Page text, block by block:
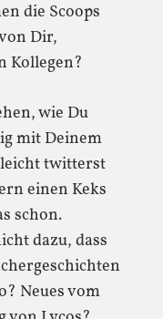
die Scoops
Dir,
Kollegen?
wie Du
mit Deinem
twitterst
einen Keks
schon.
dazu, dass
Neues vom